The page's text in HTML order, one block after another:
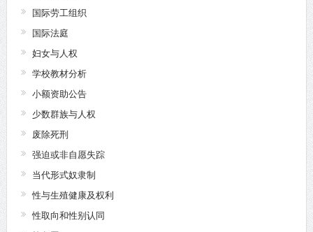
国际劳工组织
国际法庭
妇女与人权
学校教材分析
小额资助公告
少数群族与人权
废除死刑
强迫或非自愿失踪
当代形式奴隶制
性与生殖健康及权利
性取向和性别认同